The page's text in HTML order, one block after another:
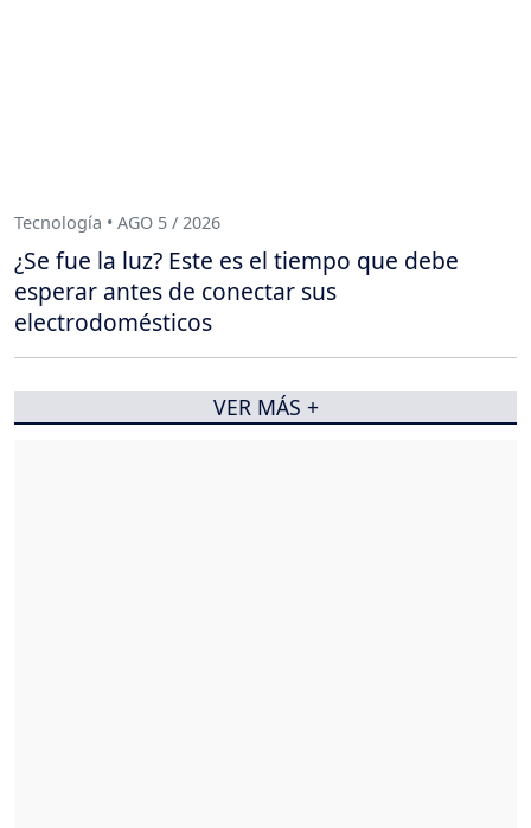
Tecnología • AGO 5 / 2026
¿Se fue la luz? Este es el tiempo que debe
esperar antes de conectar sus
electrodomésticos
VER MÁS +